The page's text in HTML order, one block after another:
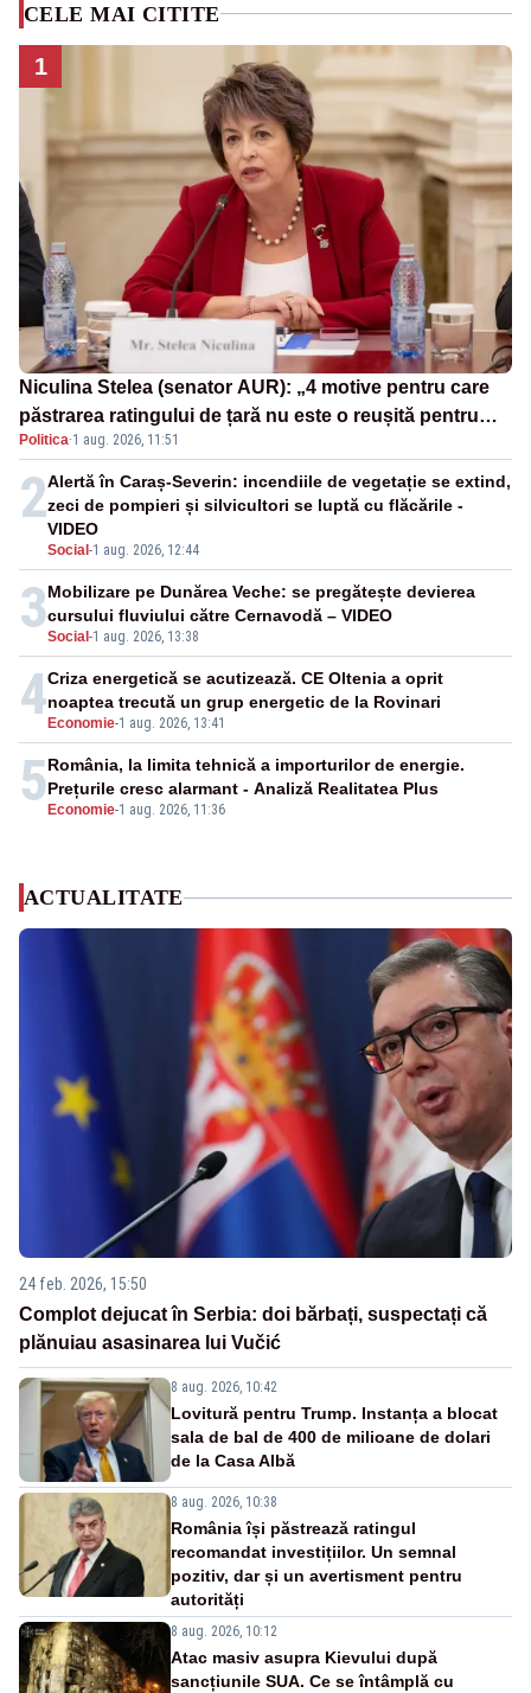
CELE MAI CITITE
1
Niculina Stelea (senator AUR): „4 motive pentru care
păstrarea ratingului de țară nu este o reușită pentru
Guvernul Bolojan”
Politica·1 aug. 2026, 11:51
2
Social -1 aug. 2026, 12:44
Alertă în Caraș-Severin: incendiile de vegetație se extind,
zeci de pompieri și silvicultori se luptă cu flăcările -
VIDEO
3Social -1 aug. 2026, 13:38
Mobilizare pe Dunărea Veche: se pregătește devierea
cursului fluviului către Cernavodă – VIDEO
4 Economie-1 aug. 2026, 13:41
Criza energetică se acutizează. CE Oltenia a oprit
noaptea trecută un grup energetic de la Rovinari
5 Economie-1 aug. 2026, 11:36
România, la limita tehnică a importurilor de energie.
Prețurile cresc alarmant - Analiză Realitatea Plus
ACTUALITATE
24 feb. 2026, 15:50
Complot dejucat în Serbia: doi bărbați, suspectați că
plănuiau asasinarea lui Vučić
8 aug. 2026, 10:42
Lovitură pentru Trump. Instanța a blocat
sala de bal de 400 de milioane de dolari
de la Casa Albă
8 aug. 2026, 10:38
România își păstrează ratingul
recomandat investițiilor. Un semnal
pozitiv, dar și un avertisment pentru
autorități
8 aug. 2026, 10:12
Atac masiv asupra Kievului după
sancțiunile SUA. Ce se întâmplă cu